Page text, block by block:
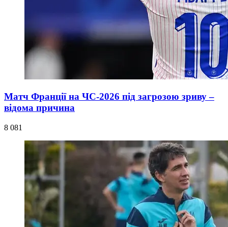
Матч Франції на ЧС-2026 під загрозою зриву –
відома причина
8 081